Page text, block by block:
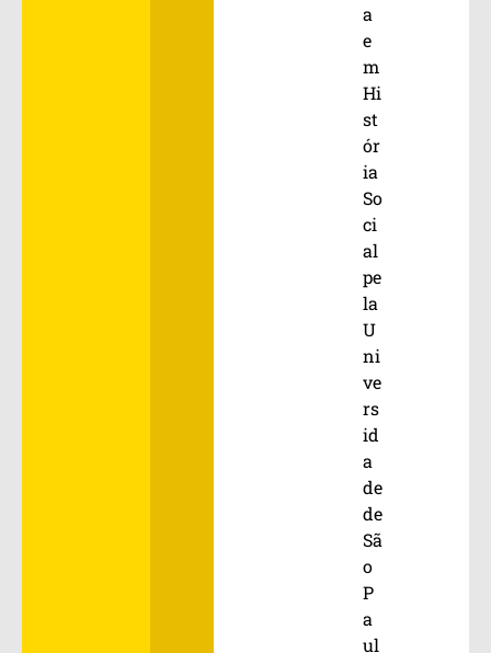
a
e
m
Hi
st
ór
ia
So
ci
al
pe
la
U
ni
ve
rs
id
a
de
de
Sã
o
P
a
ul